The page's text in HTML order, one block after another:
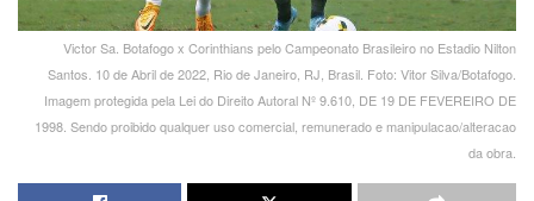
Victor Sa. Botafogo x Corinthians pelo Campeonato Brasileiro no Estadio Nilton
Santos. 10 de Abril de 2022, Rio de Janeiro, RJ, Brasil. Foto: Vitor Silva/Botafogo.
Imagem protegida pela Lei do Direito Autoral Nº 9.610, DE 19 DE FEVEREIRO DE
1998. Sendo proibido qualquer uso comercial, remunerado e manipulacao/alteracao
da obra.